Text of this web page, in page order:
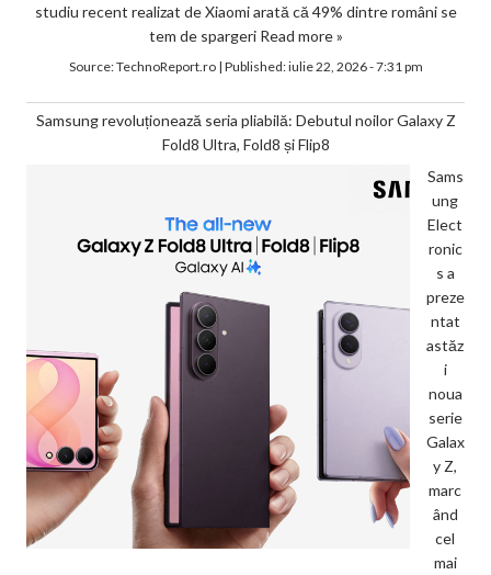
studiu recent realizat de Xiaomi arată că 49% dintre români se
tem de spargeri Read more »
Source:TechnoReport.ro| Published:iulie 22, 2026 - 7:31 pm
Samsung revoluționează seria pliabilă: Debutul noilor Galaxy Z
Fold8 Ultra, Fold8 și Flip8
Sams
ung
Elect
ronic
s a
preze
ntat
astăz
i
noua
serie
Galax
y Z,
marc
ând
cel
mai